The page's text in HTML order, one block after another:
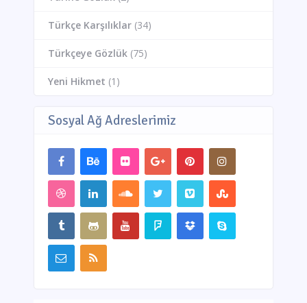
Türkçe Karşılıklar(34)
Türkçeye Gözlük(75)
Yeni Hikmet (1)
Sosyal Ağ Adreslerimiz